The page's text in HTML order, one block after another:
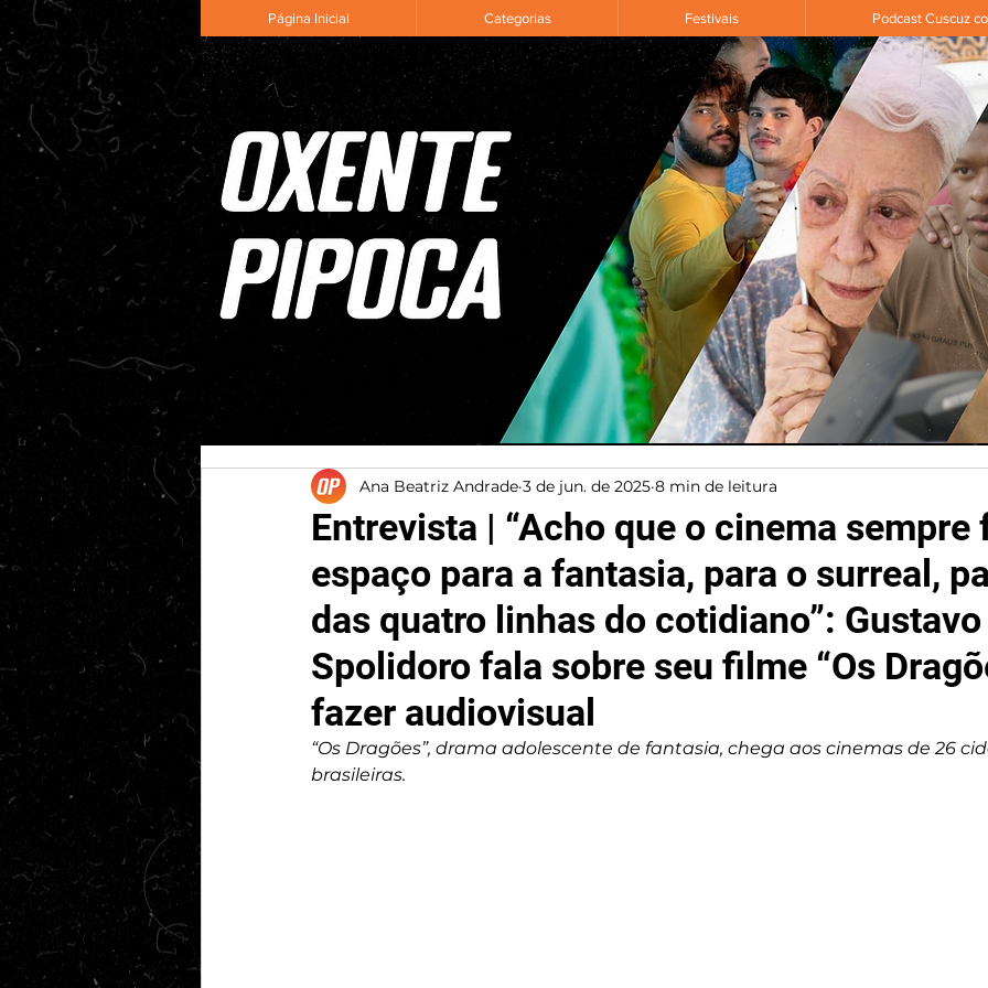
Página Inicial Categorias Festivais Podcast Cuscuz
Entrevista | “Acho que o cinema sempre
espaço para a fantasia, para o surreal,
das quatro linhas do cotidiano”: Gustavo
Spolidoro fala sobre seu filme “Os
fazer audiovisual
Ana Beatriz Andrade 3 de jun. de 2025 8 min de leitura
“Os Dragões”, drama adolescente de fantasia, chega aos cinemas de 26
brasileiras.